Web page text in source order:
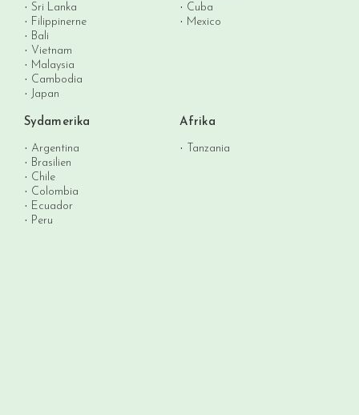
Sri Lanka
Filippinerne
Bali
Vietnam
Malaysia
Cambodia
Japan
Cuba
Mexico
Sydamerika
Argentina
Brasilien
Chile
Colombia
Ecuador
Peru
Afrika
Tanzania